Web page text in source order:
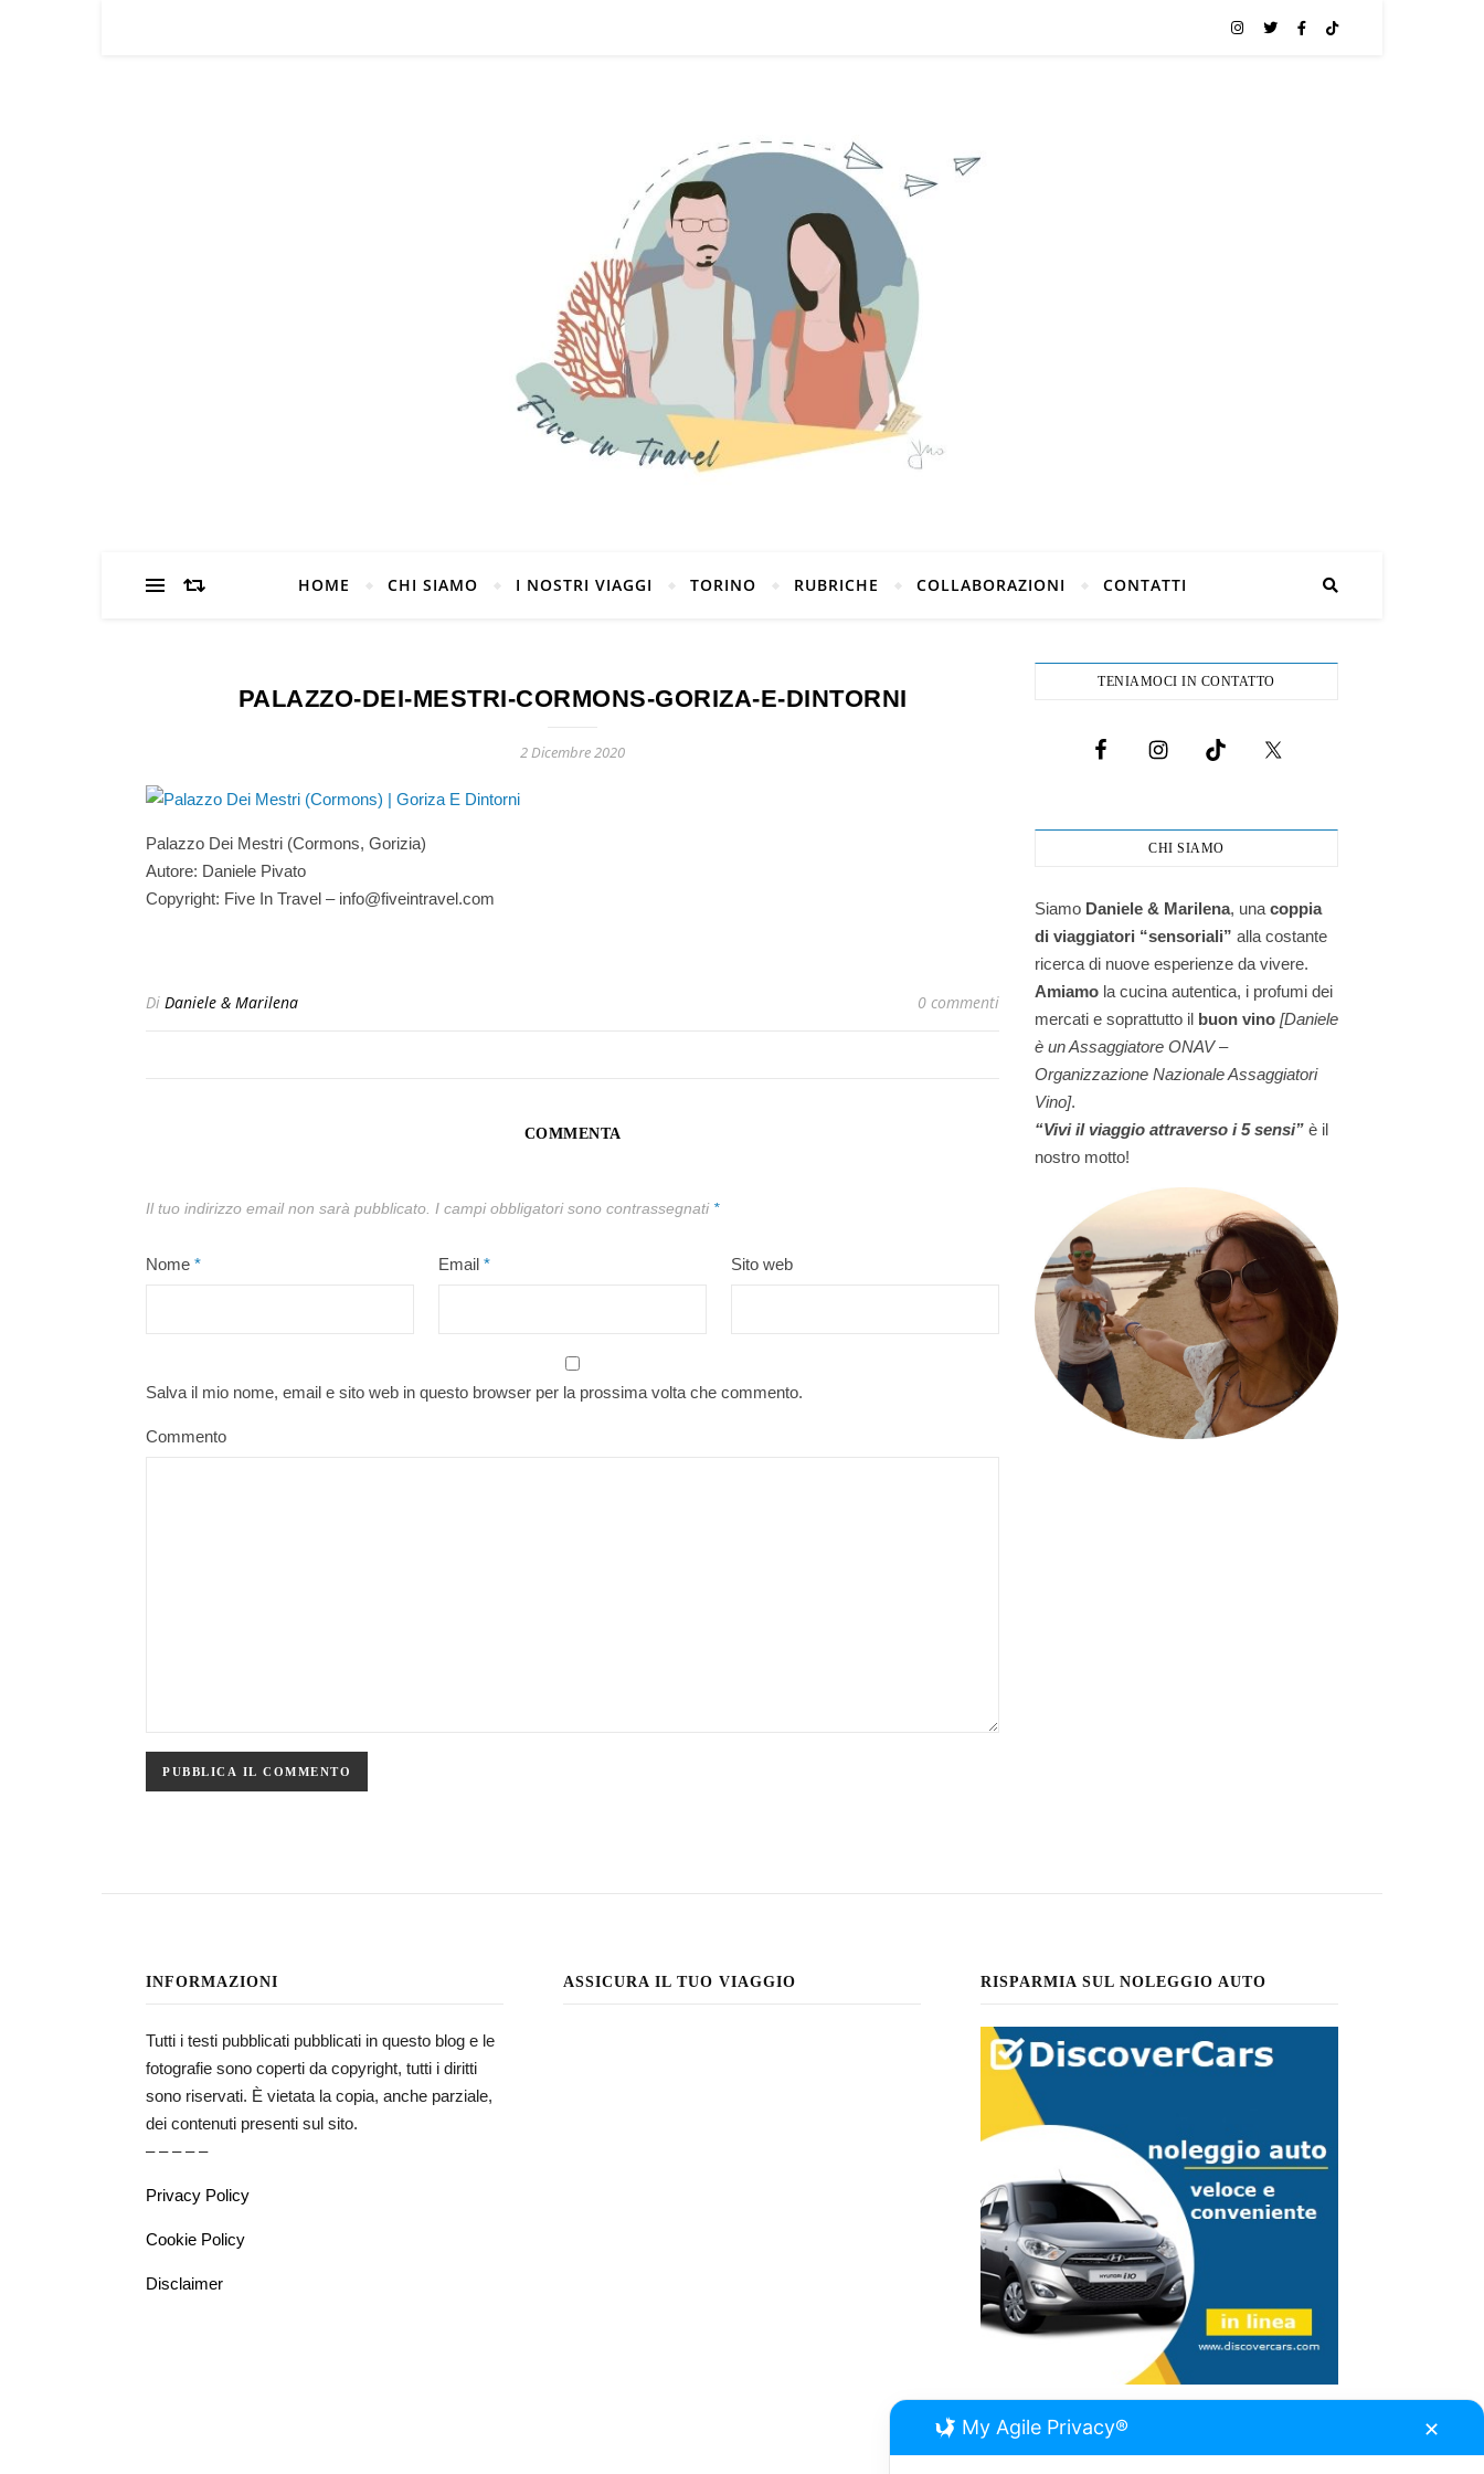
HOME CHI SIAMO I NOSTRI VIAGGI TORINO RUBRICHE COLLABORAZIONI CONTATTI
PALAZZO-DEI-MESTRI-CORMONS-GORIZA-E-DINTORNI
2 Dicembre 2020
Palazzo Dei Mestri (Cormons, Gorizia)
Autore: Daniele Pivato
Copyright: Five In Travel – info@fiveintravel.com
Di Daniele & Marilena 0 commenti
COMMENTA
Il tuo indirizzo email non sarà pubblicato. I campi obbligatori sono contrassegnati *
Nome * Email * Sito web
Salva il mio nome, email e sito web in questo browser per la prossima volta che commento.
Commento
TENIAMOCI IN CONTATTO
CHI SIAMO
Siamo Daniele & Marilena, una coppia
di viaggiatori “sensoriali” alla costante
ricerca di nuove esperienze da vivere.
Amiamo la cucina autentica, i profumi dei
mercati e soprattutto il buon vino [Daniele
è un Assaggiatore ONAV –
Organizzazione Nazionale Assaggiatori
Vino].
“Vivi il viaggio attraverso i 5 sensi” è il
nostro motto!
INFORMAZIONI
Tutti i testi pubblicati pubblicati in questo blog e le
fotografie sono coperti da copyright, tutti i diritti
sono riservati. È vietata la copia, anche parziale,
dei contenuti presenti sul sito.
– – – – –
Privacy Policy
Cookie Policy
Disclaimer
ASSICURA IL TUO VIAGGIO RISPARMIA SUL NOLEGGIO AUTO
My Agile Privacy® ✕